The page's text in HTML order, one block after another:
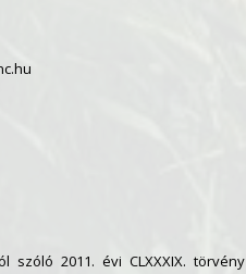
szóló 2011. évi CLXXXIX. törvény